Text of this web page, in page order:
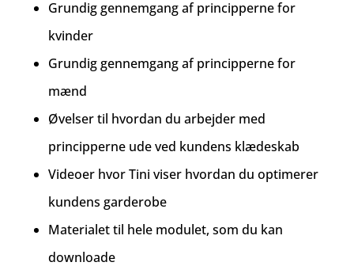
Grundig gennemgang af principperne for
kvinder
Grundig gennemgang af principperne for
mænd
Øvelser til hvordan du arbejder med
principperne ude ved kundens klædeskab
Videoer hvor Tini viser hvordan du optimerer
kundens garderobe
Materialet til hele modulet, som du kan
downloade